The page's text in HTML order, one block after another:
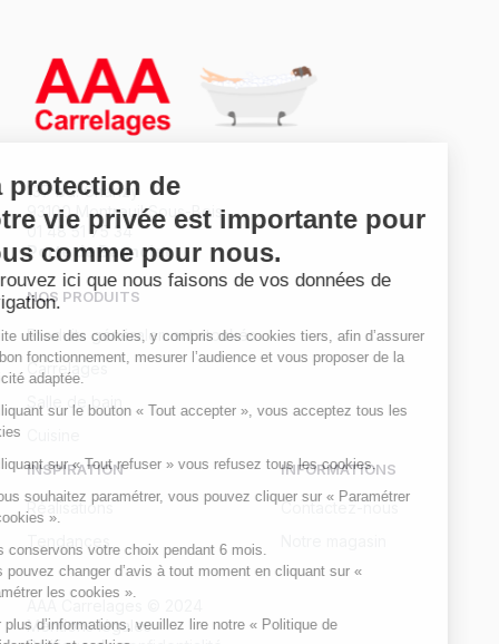
137 bd. Chanzy
93100 Montreuil Sous-Bois
01 48 51 75 34
Porte de Bagnolet
NOS PRODUITS
Produits généralement stockés
Carrelages
Salle de bain
INSPIRATION
Réalisations
Tendances
INFORMATIONS
Contactez-nous
Mentions légales
La protection de
votre vie privée est importante pour
vous comme pour nous.
Retrouvez ici que nous faisons de vos données de
navigation.
Ce site utilise des cookies, y compris des cookies tiers, afin d’assurer
son bon fonctionnement, mesurer l’audience et vous proposer de la
publicité adaptée.
En cliquant sur le bouton « Tout accepter », vous acceptez tous les
En cliquant sur « Tout refuser » vous refusez tous les cookies.
Si vous souhaitez paramétrer, vous pouvez cliquer sur « Paramétrer
les cookies ».
Nous conservons votre choix pendant 6 mois.
Vous pouvez changer d’avis à tout moment en cliquant sur «
Paramétrer les cookies ».
Pour plus d’informations, veuillez lire notre « Politique de